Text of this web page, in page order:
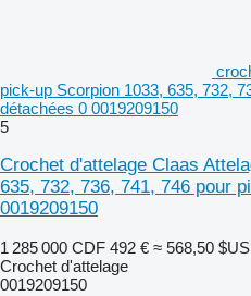
pick-up Scorpion 1033, 635, 732,
détachées 0 0019209150
5
Crochet d'attelage Claas
635, 732, 736, 741, 746 pour
0019209150
1 285 000 CDF 492 € ≈ 568,50 $US
Crochet d'attelage
0019209150